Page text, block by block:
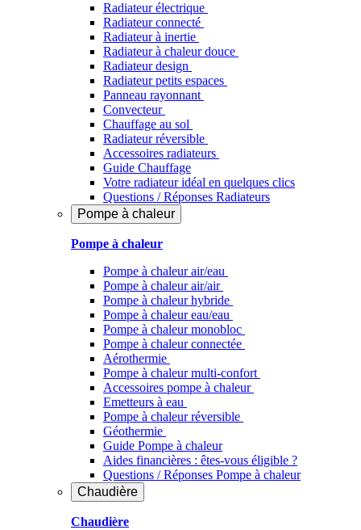
Radiateur électrique
Radiateur connecté
Radiateur à inertie
Radiateur à chaleur douce
Radiateur design
Radiateur petits espaces
Panneau rayonnant
Convecteur
Chauffage au sol
Radiateur réversible
Accessoires radiateurs
Guide Chauffage
Votre radiateur idéal en quelques clics
Questions / Réponses Radiateurs
Pompe à chaleur
Pompe à chaleur
Pompe à chaleur air/eau
Pompe à chaleur air/air
Pompe à chaleur hybride
Pompe à chaleur​ eau/eau
Pompe à chaleur monobloc
Pompe à chaleur connectée
Aérothermie
Pompe à chaleur multi-confort
Accessoires pompe à chaleur
Emetteurs à eau
Pompe à chaleur réversible
Géothermie
Guide Pompe à chaleur
Aides financières : êtes-vous éligible ?
Questions / Réponses Pompe à chaleur
Chaudière
Chaudière